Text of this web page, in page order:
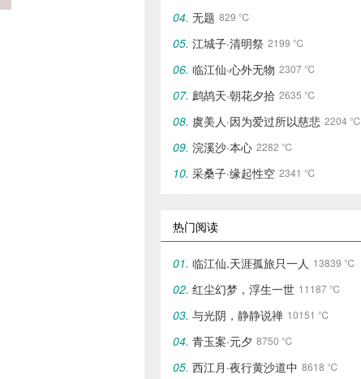
无题 829 ℃
江城子·清明祭 2199 ℃
临江仙·心外无物‌ 2307 ℃
鹧鸪天·朝花夕拾 2635 ℃
虞美人·因为爱过所以慈悲 2204 ℃
浣溪沙·本心 2282 ℃
采桑子·缘起性空 2341 ℃
热门阅读
临江仙.天涯孤旅只一人 13839 ℃
红尘幻梦，浮生一世 11187 ℃
与光阴，静静说禅 10151 ℃
青玉案·元夕 8750 ℃
西江月·夜行黄沙道中 8618 ℃